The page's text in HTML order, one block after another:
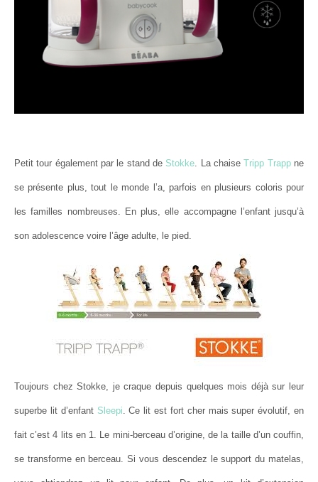
Petit tour également par le stand de Stokke. La chaiseTripp Trappne
se présente plus, tout le monde l’a, parfois en plusieurs coloris pour
les familles nombreuses. En plus, elle accompagne l’enfant jusqu’à
son adolescence voire l’âge adulte, le pied.
Toujours chez Stokke, je craque depuis quelques mois déjà sur leur
superbe lit d’enfant Sleepi. Ce lit est fort cher mais super évolutif, en
fait c’est 4 lits en 1. Le mini-berceau d’origine, de la taille d’un couffin,
se transforme en berceau. Si vous descendez le support du matelas,